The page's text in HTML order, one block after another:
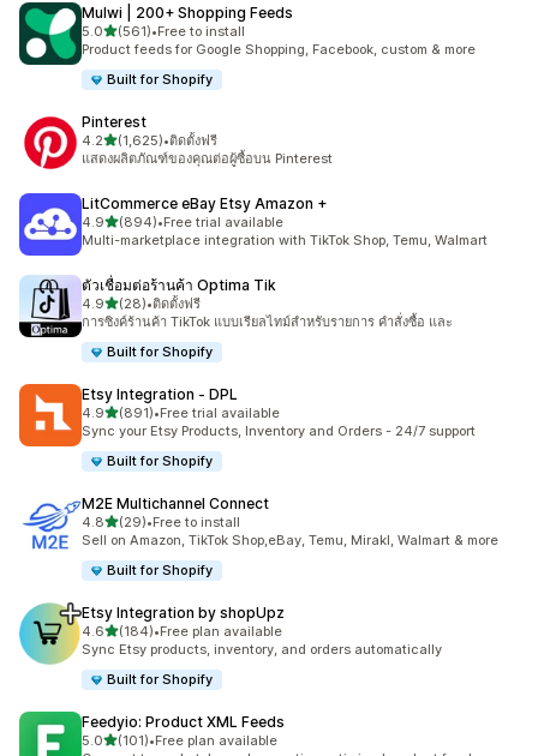
Mulwi | 200+ Shopping Feeds
5.0เต็ม 5 ดาว
(561)
ทั้งหมด 561 รีวิว
•Free to install
Product feeds for Google Shopping, Facebook, custom & more
Built for Shopify
Pinterest
4.2เต็ม 5 ดาว
(1,625)
ทั้งหมด 1625 รีวิว
•ติดตั้งฟรี
แสดงผลิตภัณฑ์ของคุณต่อผู้ซื้อบน Pinterest
LitCommerce eBay Etsy Amazon +
4.9เต็ม 5 ดาว
(894)
ทั้งหมด 894 รีวิว
•Free trial available
Multi-marketplace integration with TikTok Shop, Temu, Walmart
ตัวเชื่อมต่อร้านค้า Optima Tik
4.9เต็ม 5 ดาว
(28)
ทั้งหมด 28 รีวิว
•ติดตั้งฟรี
การซิงค์ร้านค้า TikTok แบบเรียลไทม์สำหรับรายการ คำสั่งซื้อ และ
Built for Shopify
Etsy Integration ‑ DPL
4.9เต็ม 5 ดาว
(891)
ทั้งหมด 891 รีวิว
•Free trial available
Sync your Etsy Products, Inventory and Orders - 24/7 support
Built for Shopify
M2E Multichannel Connect
4.8เต็ม 5 ดาว
(29)
ทั้งหมด 29 รีวิว
•Free to install
Sell on Amazon, TikTok Shop,eBay, Temu, Mirakl, Walmart & more
Built for Shopify
Etsy Integration by shopUpz
4.6เต็ม 5 ดาว
(184)
ทั้งหมด 184 รีวิว
•Free plan available
Sync Etsy products, inventory, and orders automatically
Built for Shopify
Feedyio: Product XML Feeds
5.0เต็ม 5 ดาว
(101)
ทั้งหมด 101 รีวิว
•Free plan available